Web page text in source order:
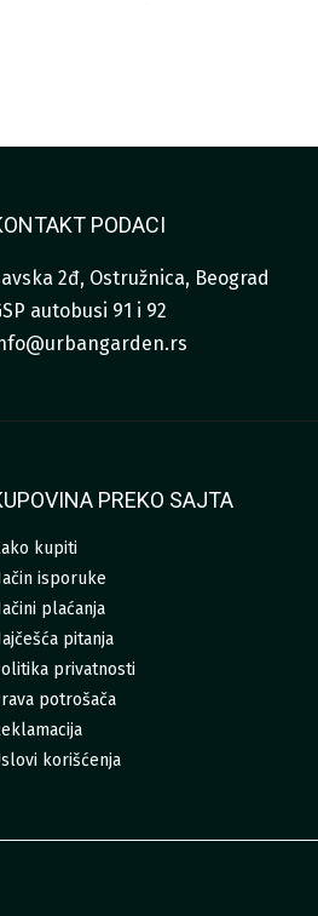
PODACI
2đ, Ostružnica, Beograd
autobusi 91 i 92
PREKO SAJTA
kupiti
isporuke
plaćanja
pitanja
privatnosti
potrošača
korišćenja